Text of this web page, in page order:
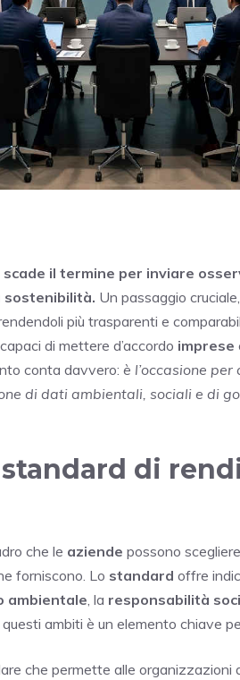
il termine per inviare
sostenibilità. Un passaggio
più trasparenti e
di mettere d’accordo imprese
conta davvero: è l’occasione
di dati ambientali, sociali e di
di
che le aziende possono
forniscono. Lo standard offre
ambientale , la responsabilità
questi ambiti è un elemento chiave
che permette alle